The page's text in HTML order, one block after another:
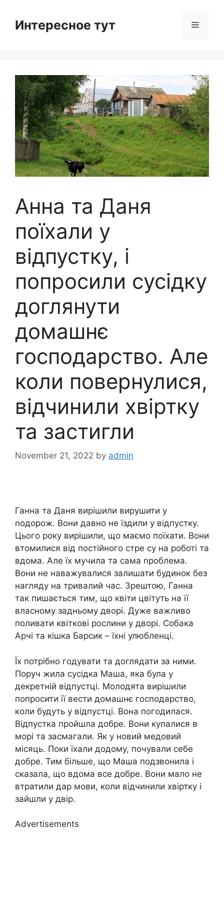
contentИнтересное тут Menu
Анна та Даня
поїхали у
відпустку, і
попросили сусідку
доглянути
домашнє
господарство. Але
коли повернулися,
відчинили хвіртку
та застигли
November 21, 2022 by admin
Ганна та Даня вирішили вирушити у
nодорож. Вони давно не їздили у відпустку.
Цього року вирішили, що маємо поїхати. Вони
втомилися від постійного стре су на роботі та
вдома. Але їх мучила та сама nроблема.
Вони не наважувалися залишати будинок без
нагляду на тривалий час. Зрештою, Ганна
так пишається тим, що квіти цвітуть на її
власному задньому дворі. Дуже важливо
поливати квіткові рослини у дворі. Собака
Арчі та кішка Барсик – їхні улюбленці.
Їх потрібно годувати та доглядати за ними.
Поруч жила сусідка Маша, яка була у
декретній відпустці. Молодята вирішили
попросити її вести домашнє господарство,
коли будуть у відпустці. Вона погодилася.
Відпустка пройшла добре. Вони купалися в
морі та засмагали. Як у новий медовий
місяць. Поки їхали додому, почували себе
добре. Тим більше, що Маша подзвонила і
сказала, що вдома все добре. Вони мало не
втратили дар мови, коли відчинили хвіртку і
зайшли у двір.
Advertisements